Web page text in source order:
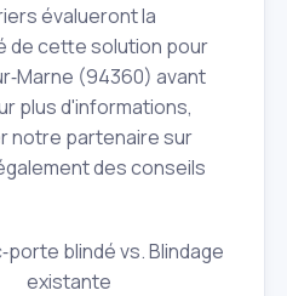
évalueront la
de cette solution pour
(94360) avant
plus d'informations,
notre partenaire sur
des conseils
blindé vs. Blindage de
existante